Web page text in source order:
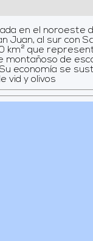
en el noroeste
Juan, al sur con
montañoso de
vid y olivos
el turismo en
principal atractivo.